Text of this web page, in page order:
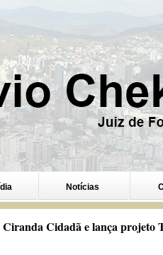
Notícias
Cidadã e lança projeto